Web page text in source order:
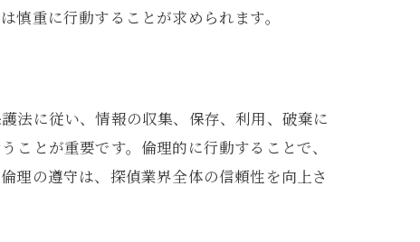
重に行動することが求められます。
法に従い、情報の収集、保存、利用、破棄に
とが重要です。倫理的に行動することで、
理の遵守は、探偵業界全体の信頼性を向上さ